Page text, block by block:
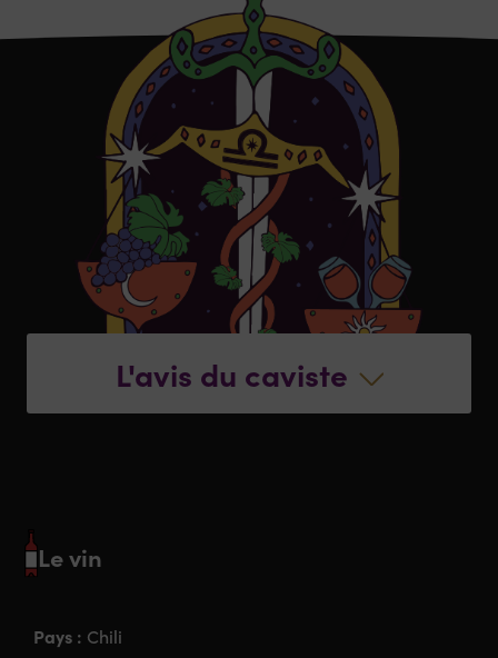
L'avis du caviste
Le vin
Pays : Chili